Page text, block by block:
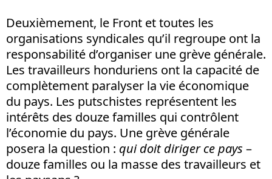
Deuxièmement, le Front et toutes les
organisations syndicales qu’il regroupe ont la
responsabilité d’organiser une grève générale.
Les travailleurs honduriens ont la capacité de
complètement paralyser la vie économique
du pays. Les putschistes représentent les
intérêts des douze familles qui contrôlent
l’économie du pays. Une grève générale
posera la question : qui doit diriger ce pays –
douze familles ou la masse des travailleurs et